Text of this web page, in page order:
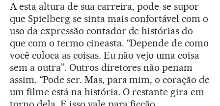
A esta altura de sua carreira, pode-se supor
que Spielberg se sinta mais confortável com o
uso da expressão contador de histórias do
que com o termo cineasta. “Depende de como
você coloca as coisas. Eu não vejo uma coisa
sem a outra”. Outros diretores não penam
assim. “Pode ser. Mas, para mim, o coração de
um filme está na história. O restante gira em